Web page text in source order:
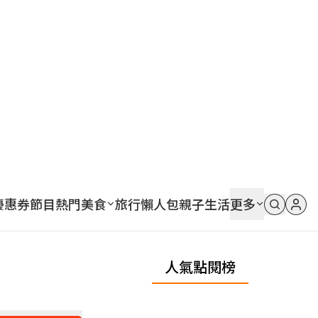
惠券節目熱門美食 旅行懶人包親子生活更多
人氣點閱榜